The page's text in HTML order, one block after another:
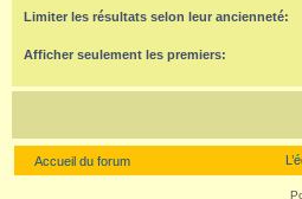
Limiter les résultats selon leur ancienneté:
Afficher seulement les premiers:
Accueil du forum